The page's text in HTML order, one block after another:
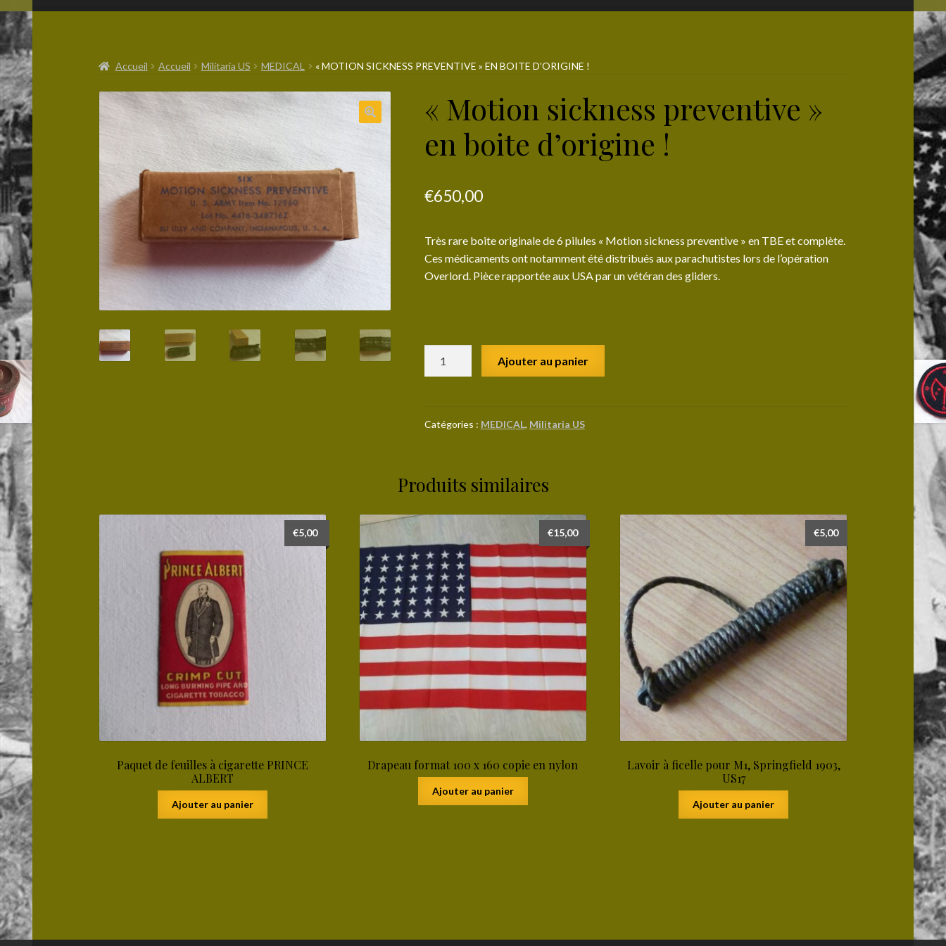
Accueil Accueil Militaria US MEDICAL « MOTION SICKNESS PREVENTIVE » EN BOITE D’ORIGINE !
« Motion sickness preventive »
en boite d’origine !
€650,00
Très rare boite originale de 6 pilules « Motion sickness preventive » en TBE et complète.
Ces médicaments ont notamment été distribués aux parachutistes lors de l’opération
Overlord. Pièce rapportée aux USA par un vétéran des gliders.
preventive"
d'origine
!
Ajouter au panier
Catégories : MEDICAL, Militaria US
Produits similaires
Paquet de feuilles à cigarette PRINCE
ALBERT
€5,00
Ajouter au panier
Drapeau format 100 x 160 copie en nylon
€15,00
Ajouter au panier
Lavoir à ficelle pour M1, Springfield 1903,
US17
€5,00
Ajouter au panier